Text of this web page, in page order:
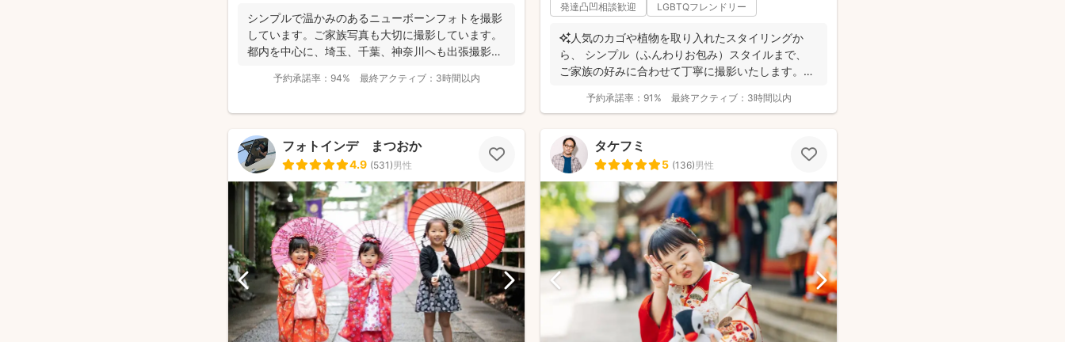
シンプルで温かみのあるニューボーンフォトを撮影
しています。ご家族写真も大切に撮影しています。
都内を中心に、埼玉、千葉、神奈川へも出張撮影い
予約承諾率： 94% 最終アクティブ： 3時間以内
発達凸凹相談歓迎 LGBTQフレンドリー
✨人気のカゴや植物を取り入れたスタイリングか
ら、 シンプル（ふんわりお包み）スタイルまで、
ご家族の好みに合わせて丁寧に撮影いたします。
予約承諾率： 91% 最終アクティブ： 3時間以内
フォトインデ まつおか
4.9 (531)男性
タケフミ
5 (136)男性